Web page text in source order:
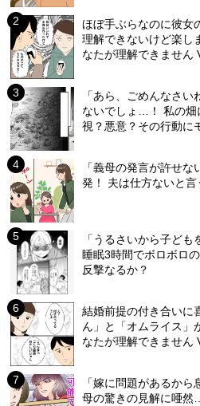
ほぼ手ぶらなのに彼女
理解できないけど楽し
なたが理解できません
「あら、ごめんなさ
ないでしょ…！ 私の
視？悪意？その行動に
「義母の発言が許せ
発！ 夫は仕方ないと
「うるさいから子ど
睡眠3時間でボロボロ
反撃なるか？
結婚前提の付き合い
ん」と「オムライス」
なたが理解できません
「嫁に問題があるか
母の驚きの見解に唖